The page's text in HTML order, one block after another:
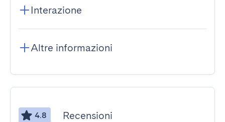
Interazione
Altre informazioni
4.8 Recensioni